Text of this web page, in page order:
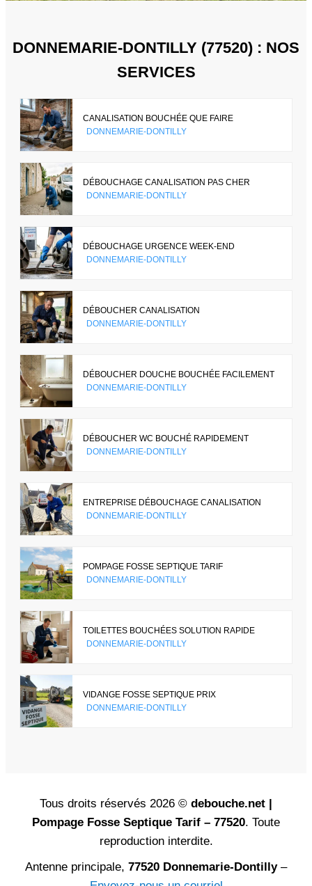
DONNEMARIE-DONTILLY (77520) : NOS
SERVICES
CANALISATION BOUCHÉE QUE FAIRE
DONNEMARIE-DONTILLY
DÉBOUCHAGE CANALISATION PAS CHER
DONNEMARIE-DONTILLY
DÉBOUCHAGE URGENCE WEEK-END
DONNEMARIE-DONTILLY
DÉBOUCHER CANALISATION
DONNEMARIE-DONTILLY
DÉBOUCHER DOUCHE BOUCHÉE FACILEMENT
DONNEMARIE-DONTILLY
DÉBOUCHER WC BOUCHÉ RAPIDEMENT
DONNEMARIE-DONTILLY
ENTREPRISE DÉBOUCHAGE CANALISATION
DONNEMARIE-DONTILLY
POMPAGE FOSSE SEPTIQUE TARIF
DONNEMARIE-DONTILLY
TOILETTES BOUCHÉES SOLUTION RAPIDE
DONNEMARIE-DONTILLY
VIDANGE FOSSE SEPTIQUE PRIX
DONNEMARIE-DONTILLY
Tous droits réservés 2026 © debouche.net |
Pompage Fosse Septique Tarif – 77520. Toute
reproduction interdite.
Antenne principale, 77520 Donnemarie-Dontilly–